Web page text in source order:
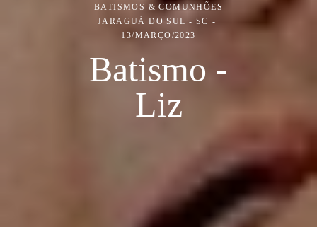
BATISMOS & COMUNHÕES
JARAGUÁ DO SUL - SC
13/MARÇO/2023
Batismo -
Liz